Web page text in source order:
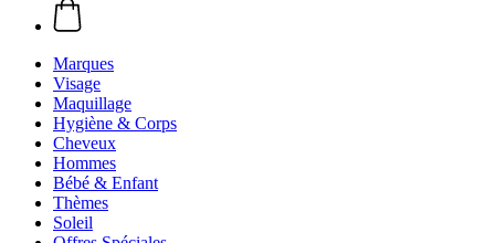
Marques
Visage
Maquillage
Hygiène & Corps
Cheveux
Hommes
Bébé & Enfant
Thèmes
Soleil